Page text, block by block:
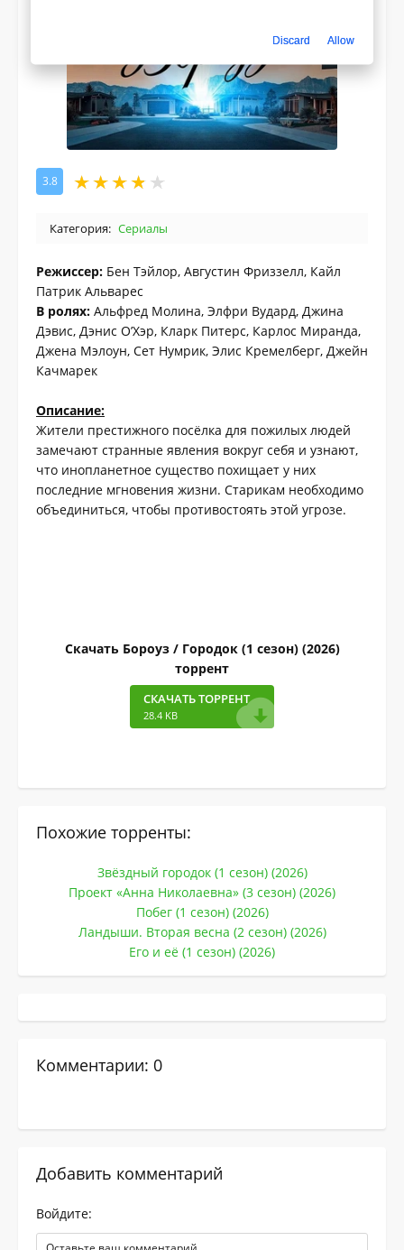
3.8
Категория: Сериалы
Режиссер: Бен Тэйлор, Августин Фриззелл, Кайл
Патрик Альварес
В ролях: Альфред Молина, Элфри Вудард, Джина
Дэвис, Дэнис О’Хэр, Кларк Питерс, Карлос Миранда,
Джена Мэлоун, Сет Нумрик, Элис Кремелберг, Джейн
Качмарек
Описание:
Жители престижного посёлка для пожилых людей
замечают странные явления вокруг себя и узнают,
что инопланетное существо похищает у них
последние мгновения жизни. Старикам необходимо
объединиться, чтобы противостоять этой угрозе.
Скачать Бороуз / Городок (1 сезон) (2026)
торрент
СКАЧАТЬ ТОРРЕНТ
28.4 KB
Похожие торренты:
Звёздный городок (1 сезон) (2026)
Проект «Анна Николаевна» (3 сезон) (2026)
Побег (1 сезон) (2026)
Ландыши. Вторая весна (2 сезон) (2026)
Его и её (1 сезон) (2026)
Комментарии: 0
Добавить комментарий
Войдите:
Discard Allow